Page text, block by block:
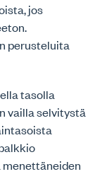
jos
perusteluita
tasolla
vailla selvitystä
menettäneiden